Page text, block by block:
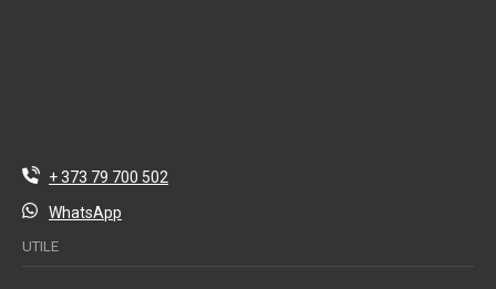
+ 373 79 700 502
WhatsApp
UTILE